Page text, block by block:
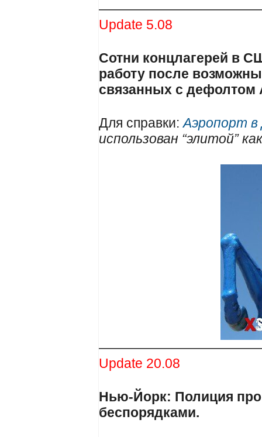
Update 5.08
Сотни концлагерей в
работу после
связанных с дефолтом
Для справки:Аэропорт в
использован “элитой”
Update 20.08
Нью-Йорк: Полиция
беспорядками.